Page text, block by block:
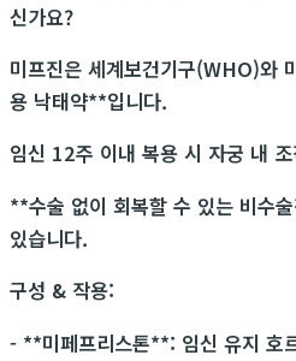
신가요?
미프진은 세계보건기구(WHO)와
용 낙태약**입니다.
임신 12주 이내 복용 시 자궁 내
**수술 없이 회복할 수 있는 비수
있습니다.
구성 & 작용:
- **미페프리스톤**: 임신 유지 호